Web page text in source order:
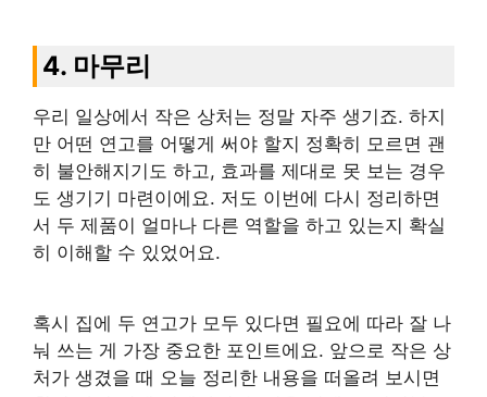
4. 마무리
우리 일상에서 작은 상처는 정말 자주 생기죠. 하지
만 어떤 연고를 어떻게 써야 할지 정확히 모르면 괜
히 불안해지기도 하고, 효과를 제대로 못 보는 경우
도 생기기 마련이에요. 저도 이번에 다시 정리하면
서 두 제품이 얼마나 다른 역할을 하고 있는지 확실
히 이해할 수 있었어요.
혹시 집에 두 연고가 모두 있다면 필요에 따라 잘 나
눠 쓰는 게 가장 중요한 포인트에요. 앞으로 작은 상
처가 생겼을 때 오늘 정리한 내용을 떠올려 보시면